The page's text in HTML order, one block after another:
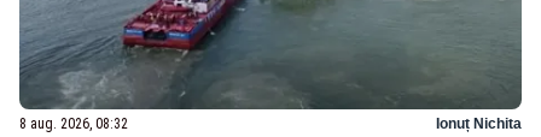
8 aug. 2026, 08:32 Ionuț Nichita